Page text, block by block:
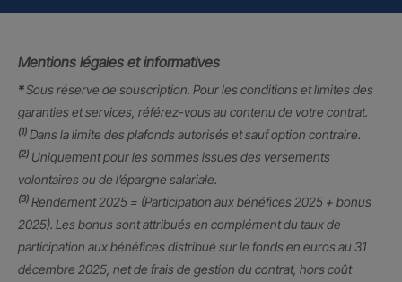
Mentions légales et informatives
*Sous réserve de souscription. Pour les conditions et limites des
garanties et services, référez-vous au contenu de votre contrat.
(1) Dans la limite des plafonds autorisés et sauf option contraire.
(2) Uniquement pour les sommes issues des versements
volontaires ou de l’épargne salariale.
(3) Rendement 2025 = (Participation aux bénéfices 2025 + bonus
2025). Les bonus sont attribués en complément du taux de
participation aux bénéfices distribué sur le fonds en euros au 31
décembre 2025, net de frais de gestion du contrat, hors coût